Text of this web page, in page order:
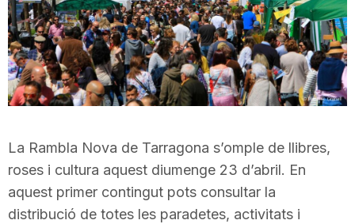
n
a
La Rambla Nova de Tarragona s’omple de llibres,
roses i cultura aquest diumenge 23 d’abril. En
aquest primer contingut pots consultar la
distribució de totes les paradetes, activitats i